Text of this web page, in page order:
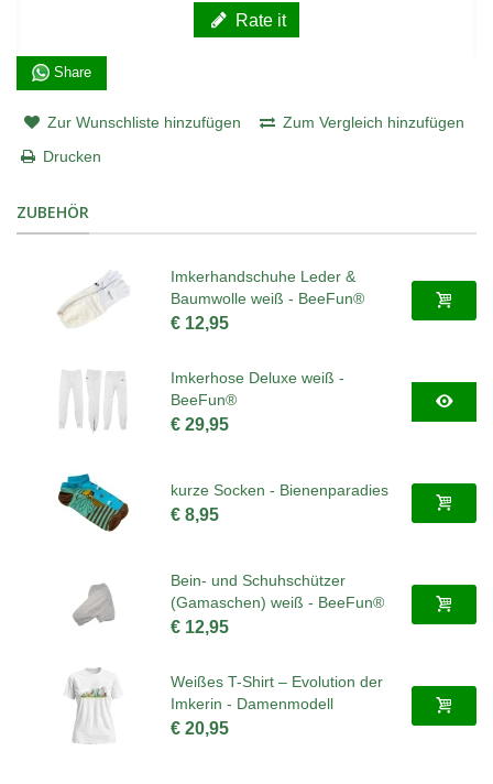
Rate it
Share
Zur Wunschliste hinzufügen
Zum Vergleich hinzufügen
Drucken
ZUBEHÖR
Imkerhandschuhe Leder &
Baumwolle weiß - BeeFun®
€ 12,95
Imkerhose Deluxe weiß -
BeeFun®
€ 29,95
kurze Socken - Bienenparadies
€ 8,95
Bein- und Schuhschützer
(Gamaschen) weiß - BeeFun®
€ 12,95
Weißes T-Shirt – Evolution der
Imkerin - Damenmodell
€ 20,95